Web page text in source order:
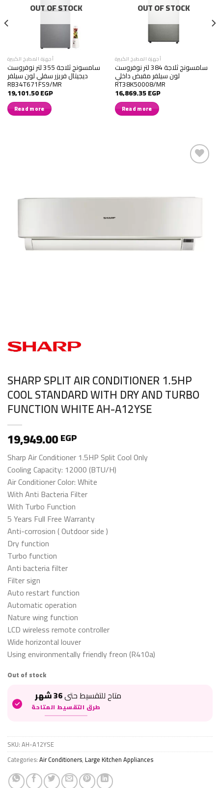
OUT OF STOCK
أجهزة المطبخ الكبيرة
سامسونج ثلاجة 355 لتر نوفروست
ديجيتال فريزر سفلي لون سيلفر
RB34T671FS9/MR
19,101.50EGP
Read more
OUT OF STOCK
أجهزة المطبخ الكبيرة
سامسونج ثلاجة 384 لتر نوفروست
لون سيلفر مقبض داخلي
RT38K50008/MR
16,869.35EGP
Read more
SHARP SPLIT AIR CONDITIONER 1.5HP
COOL STANDARD WITH DRY AND TURBO
FUNCTION WHITE AH-A12YSE
19,949.00EGP
Sharp Air Conditioner 1.5HP Split Cool Only
Cooling Capacity: 12000 (BTU/H)
Air Conditioner Color: White
With Anti Bacteria Filter
With Turbo Function
5 Years Full Free Warranty
Anti-corrosion ( Outdoor side )
Dry function
Turbo function
Anti bacteria filter
Filter sign
Auto restart function
Automatic operation
Nature wing function
LCD wireless remote controller
Wide horizontal louver
Using environmentally friendly freon (R410a)
Out of stock
متاح للتقسيط حتى36 شهر
طرق التقسيط المتاحة
SKU:AH-A12YSE
Categories:Air Conditioners,Large Kitchen Appliances